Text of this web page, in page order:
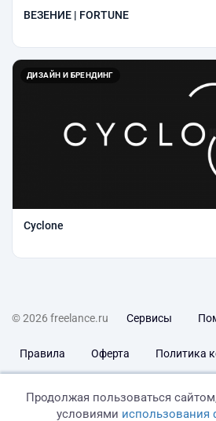
ВЕЗЕНИЕ | FORTUNE
ДИЗАЙН И БРЕНДИНГ
Сyclone
© 2026 freelance.ru Сервисы
Правила Оферта Политика
Продолжая пользоваться
условиями использования